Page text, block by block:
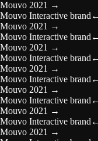
Mouvo 2021 →
Mouvo Interactive brand ←
Mouvo 2021 →
Mouvo Interactive brand ←
Mouvo 2021 →
Mouvo Interactive brand ←
Mouvo 2021 →
Mouvo Interactive brand ←
Mouvo 2021 →
Mouvo Interactive brand ←
Mouvo 2021 →
Mouvo Interactive brand ←
Mouvo 2021 →